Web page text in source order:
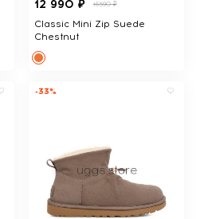
12 990 ₽ 16590 ₽
Classic Mini Zip Suede
Chestnut
-33%